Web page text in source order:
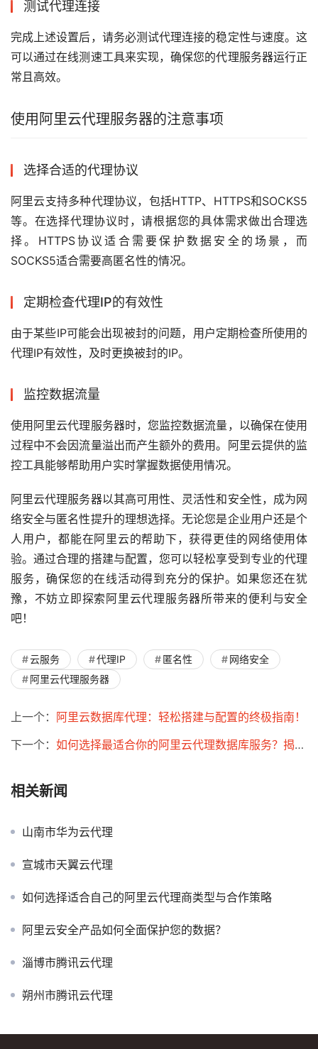
测试代理连接
完成上述设置后，请务必测试代理连接的稳定性与速度。这
可以通过在线测速工具来实现，确保您的代理服务器运行正
常且高效。
使用阿里云代理服务器的注意事项
选择合适的代理协议
阿里云支持多种代理协议，包括HTTP、HTTPS和SOCKS5
等。在选择代理协议时，请根据您的具体需求做出合理选
择。HTTPS协议适合需要保护数据安全的场景，而
SOCKS5适合需要高匿名性的情况。
定期检查代理IP的有效性
由于某些IP可能会出现被封的问题，用户定期检查所使用的
代理IP有效性，及时更换被封的IP。
监控数据流量
使用阿里云代理服务器时，您监控数据流量，以确保在使用
过程中不会因流量溢出而产生额外的费用。阿里云提供的监
控工具能够帮助用户实时掌握数据使用情况。
阿里云代理服务器以其高可用性、灵活性和安全性，成为网
络安全与匿名性提升的理想选择。无论您是企业用户还是个
人用户，都能在阿里云的帮助下，获得更佳的网络使用体
验。通过合理的搭建与配置，您可以轻松享受到专业的代理
服务，确保您的在线活动得到充分的保护。如果您还在犹
豫，不妨立即探索阿里云代理服务器所带来的便利与安全
吧！
云服务 代理IP 匿名性
网络安全
阿里云代理服务器
上一个： 阿里云数据库代理：轻松搭建与配置的终极指南！
下一个： 如何选择最适合你的阿里云代理数据库服务？揭秘折扣与佣金政策！
相关新闻
山南市华为云代理
宣城市天翼云代理
如何选择适合自己的阿里云代理商类型与合作策略
阿里云安全产品如何全面保护您的数据？
淄博市腾讯云代理
朔州市腾讯云代理